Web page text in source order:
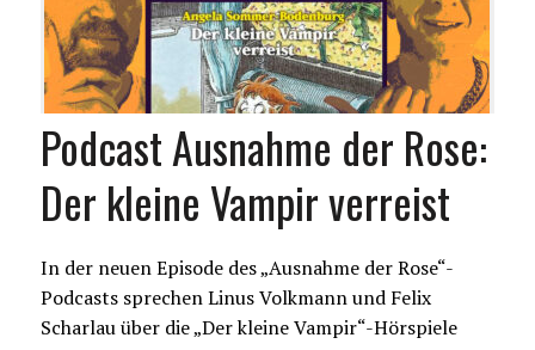
Podcast Ausnahme der Rose:
Der kleine Vampir verreist
In der neuen Episode des „Ausnahme der Rose“-
Podcasts sprechen Linus Volkmann und Felix
Scharlau über die „Der kleine Vampir“-Hörspiele